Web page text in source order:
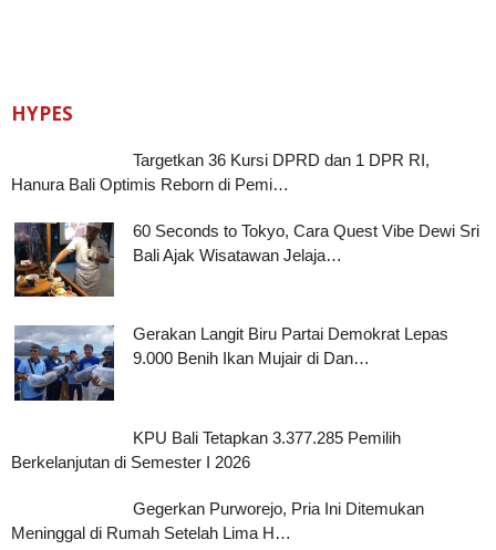
HYPES
Targetkan 36 Kursi DPRD dan 1 DPR RI,
Hanura Bali Optimis Reborn di Pemi…
60 Seconds to Tokyo, Cara Quest Vibe Dewi Sri
Bali Ajak Wisatawan Jelaja…
Gerakan Langit Biru Partai Demokrat Lepas
9.000 Benih Ikan Mujair di Dan…
KPU Bali Tetapkan 3.377.285 Pemilih
Berkelanjutan di Semester I 2026
Gegerkan Purworejo, Pria Ini Ditemukan
Meninggal di Rumah Setelah Lima H…